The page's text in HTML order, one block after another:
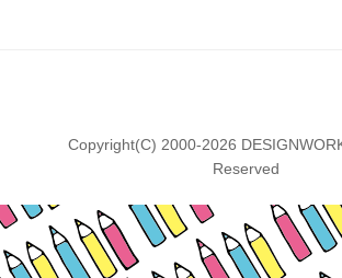
Copyright(C) 2000-2026
Reserved